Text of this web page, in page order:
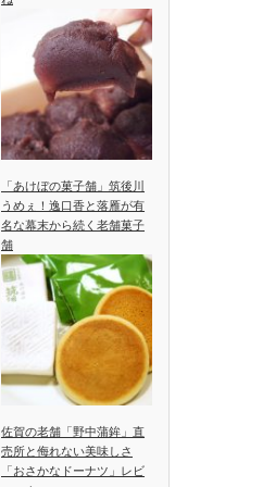
「あけぼの菓子舗」筑後川
うめぇ！逸口香と落雁が有
名な幕末から続く老舗菓子
舗
佐賀の老舗「野中蒲鉾」直
売所と侮れない美味しさ
「おさかなドーナツ」レビ